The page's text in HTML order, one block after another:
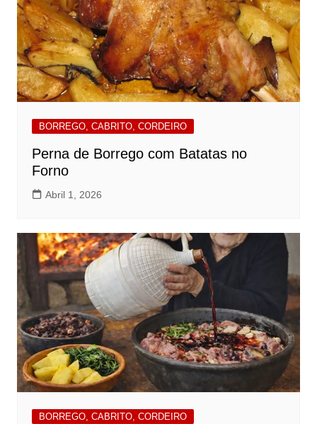
BORREGO, CABRITO, CORDEIRO
Perna de Borrego com Batatas no
Forno
Abril 1, 2026
BORREGO, CABRITO, CORDEIRO